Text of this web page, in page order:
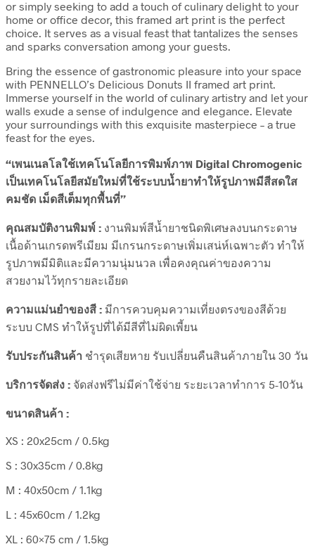
or simply seeking to add a touch of culinary delight to your
home or office decor, this framed art print is the perfect
choice. It serves as a visual feast that tantalizes the senses
and sparks conversation among your guests.
Bring the essence of gastronomic pleasure into your space
with PENNELLO’s Delicious Donuts II framed art print.
Immerse yourself in the world of culinary artistry and let your
walls exude a sense of indulgence and elegance. Elevate
your surroundings with this exquisite masterpiece – a true
feast for the eyes.
“เพนเนลโลใช้เทคโนโลยีการพิมพ์ภาพ Digital Chromogenic
เป็นเทคโนโลยีสมัยใหม่ที่ใช้ระบบน้ำยาทำให้รูปภาพมีสีสดใส
คมชัด เม็ดสีเต็มทุกพื้นที่”
คุณสมบัติงานพิมพ์ : งานพิมพ์สีน้ำยาชนิดพิเศษลงบนกระดาษ
เนื้อด้านเกรดพรีเมียม มีเกรนกระดาษเพิ่มเสน่ห์เฉพาะตัว ทำให้
รูปภาพมีมิติและมีความนุ่มนวล เพื่อคงคุณค่าของความ
สวยงามไว้ทุกรายละเอียด
ความแม่นยำของสี : มีการควบคุมความเที่ยงตรงของสีด้วย
ระบบ CMS ทำให้รูปที่ได้มีสีที่ไม่ผิดเพี้ยน
รับประกันสินค้า ชำรุดเสียหาย รับเปลี่ยนคืนสินค้าภายใน 30 วัน
บริการจัดส่ง : จัดส่งฟรีไม่มีค่าใช้จ่าย ระยะเวลาทำการ 5-10วัน
ขนาดสินค้า :
XS : 20x25cm / 0.5kg
S : 30x35cm / 0.8kg
M : 40x50cm / 1.1kg
L : 45x60cm / 1.2kg
XL : 60×75 cm / 1.5kg